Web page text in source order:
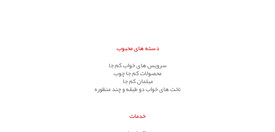
دسته های محبوب
سرویس های خواب کم جا
محصولات کم جا چوب
مبلمان کم جا
تخت های خواب دو طبقه و چند منظوره
خدمات